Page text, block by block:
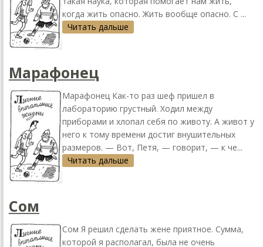
когда жить опасно. Жить вообще опасно. С ...
Читать дальше
Марафонец
Марафонец Как-то раз шеф пришел в
лабораторию грустный. Ходил между
приборами и хлопал себя по животу. А живот у
него к тому времени достиг внушительных
размеров. — Вот, Петя, — говорит, — к че...
Читать дальше
Сом
Сом Я решил сделать жене приятное. Сумма,
которой я располагал, была не очень